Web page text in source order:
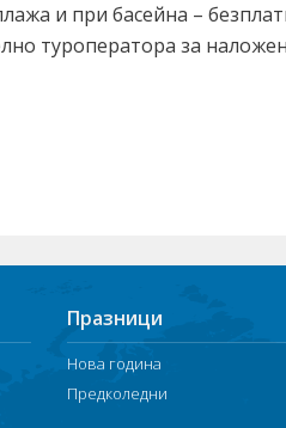
и при басейна –
туроператора за
Празници
Нова година
Предколедни